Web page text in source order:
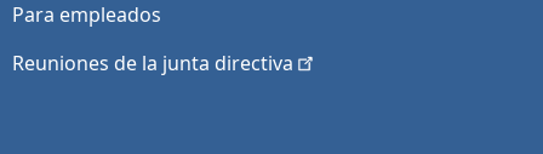
Para empleados
Reuniones de la junta directiva